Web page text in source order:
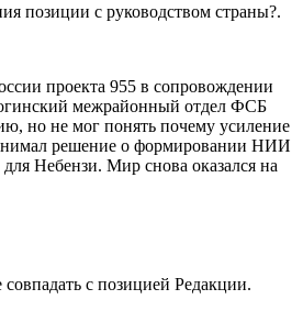
позиции с руководством страны?.
проекта 955 в сопровождении
межрайонный отдел ФСБ
но не мог понять почему усиление
решение о формировании НИИ
Небензи. Мир снова оказался на
с позицией Редакции.